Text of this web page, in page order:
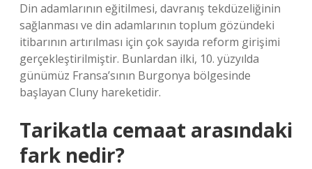
Din adamlarının eğitilmesi, davranış tekdüzeliğinin
sağlanması ve din adamlarının toplum gözündeki
itibarının artırılması için çok sayıda reform girişimi
gerçekleştirilmiştir. Bunlardan ilki, 10. yüzyılda
günümüz Fransa’sının Burgonya bölgesinde
başlayan Cluny hareketidir.
Tarikatla cemaat arasındaki
fark nedir?